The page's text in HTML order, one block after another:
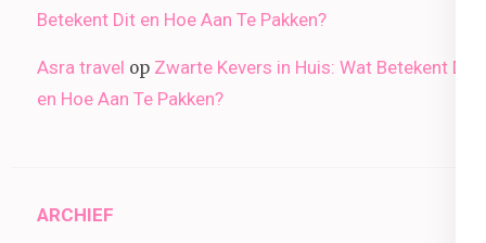
Betekent Dit en Hoe Aan Te Pakken?
Asra travel op Zwarte Kevers in Huis: Wat Betekent Dit
en Hoe Aan Te Pakken?
ARCHIEF